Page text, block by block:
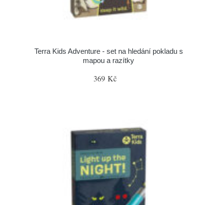
Terra Kids Adventure - set na hledání pokladu s
mapou a razítky
369 Kč